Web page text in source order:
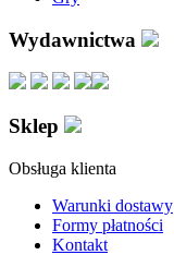
Wydawnictwa
Sklep
Obsługa klienta
Warunki dostawy
Formy płatności
Kontakt